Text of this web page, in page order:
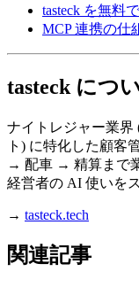
tasteck を無料
MCP 連携の仕
tasteck につ
ナイトレジャー業界
ト) に特化した顧客
→ 配車 → 精算まで
経営者の AI 使いを
→ tasteck.tech
関連記事